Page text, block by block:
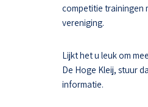
competitie trainingen
vereniging.
Lijkt het u leuk om
De Hoge Kleij, stuur
informatie.